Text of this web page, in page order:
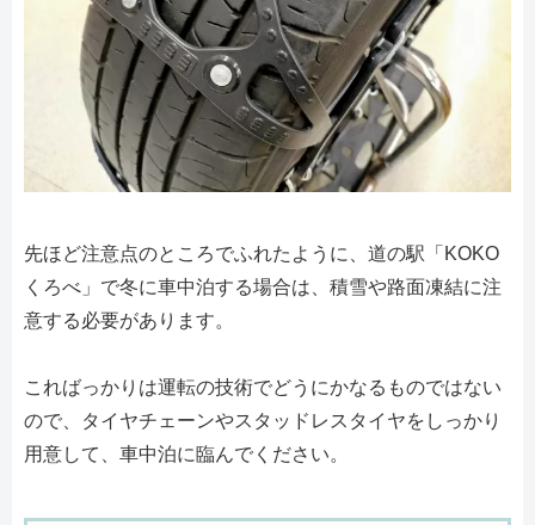
先ほど注意点のところでふれたように、道の駅「KOKO
くろべ」で冬に車中泊する場合は、積雪や路面凍結に注
意する必要があります。
こればっかりは運転の技術でどうにかなるものではない
ので、タイヤチェーンやスタッドレスタイヤをしっかり
用意して、車中泊に臨んでください。